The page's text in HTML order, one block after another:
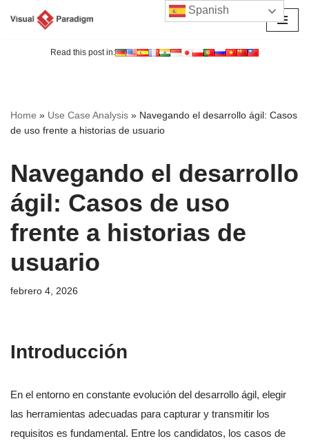
Read this post in:
Home » Use Case Analysis » Navegando el desarrollo ágil: Casos
de uso frente a historias de usuario
Navegando el desarrollo
ágil: Casos de uso
frente a historias de
usuario
febrero 4, 2026
Introducción
En el entorno en constante evolución del desarrollo ágil, elegir
las herramientas adecuadas para capturar y transmitir los
requisitos es fundamental. Entre los candidatos, los casos de
Spanish